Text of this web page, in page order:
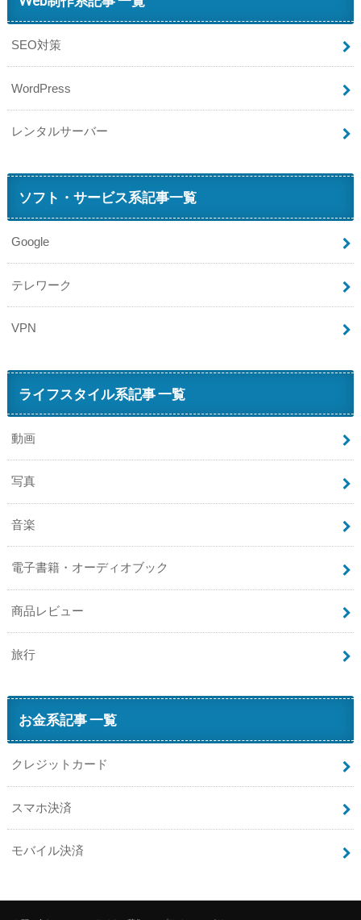
SEO対策
WordPress
レンタルサーバー
ソフト・サービス系記事一覧
Google
テレワーク
VPN
ライフスタイル系記事 一覧
動画
写真
音楽
電子書籍・オーディオブック
商品レビュー
旅行
お金系記事 一覧
クレジットカード
スマホ決済
モバイル決済